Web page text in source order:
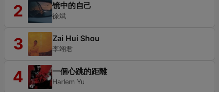
2 镜中的自己
徐斌
3 Zai Hui Shou
李翊君
4 一個心跳的距離
Harlem Yu